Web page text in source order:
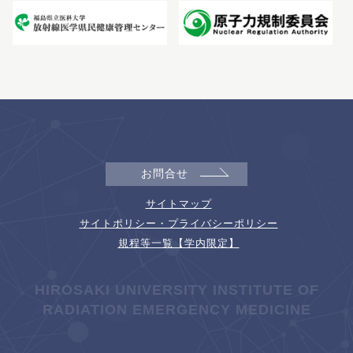
お問合せ
サイトマップ
サイトポリシー・プライバシーポリシー
規程等一覧【学内限定】
HIROSAKI UNIVERSITY INSTITUTE OF
RADIATION EMERGENCY MEDICINE